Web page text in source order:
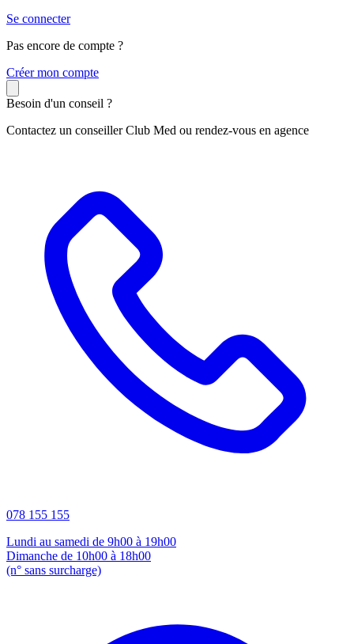
Se connecter
Pas encore de compte ?
Créer mon compte
Besoin d'un conseil ?
Contactez un conseiller Club Med ou rendez-vous en agence
078 155 155
Lundi au samedi de 9h00 à 19h00
Dimanche de 10h00 à 18h00
(n° sans surcharge)